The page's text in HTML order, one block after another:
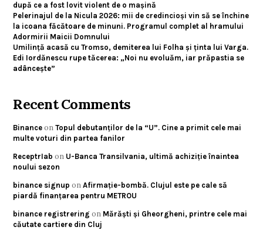
după ce a fost lovit violent de o mașină
Pelerinajul de la Nicula 2026: mii de credincioși vin să se închine
la icoana făcătoare de minuni. Programul complet al hramului
Adormirii Maicii Domnului
Umilință acasă cu Tromso, demiterea lui Folha și ținta lui Varga.
Edi Iordănescu rupe tăcerea: „Noi nu evoluăm, iar prăpastia se
adâncește”
Recent Comments
Binance onTopul debutanților de la “U”. Cine a primit cele mai
multe voturi din partea fanilor
ReceptrIab on U-Banca Transilvania, ultimă achiziție înaintea
noului sezon
binance signup onAfirmație-bombă. Clujul este pe cale să
piardă finanțarea pentru METROU
binance registrering on Mărăști și Gheorgheni, printre cele mai
căutate cartiere din Cluj